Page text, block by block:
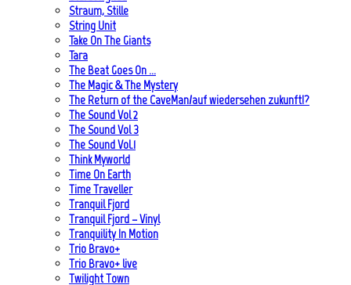
Straum, Stille
String Unit
Take On The Giants
Tara
The Beat Goes On …
The Magic & The Mystery
The Return of the CaveMan/auf wiedersehen zukunft!?
The Sound Vol 2
The Sound Vol 3
The Sound Vol.1
Think Myworld
Time On Earth
Time Traveller
Tranquil Fjord
Tranquil Fjord – Vinyl
Tranquility In Motion
Trio Bravo+
Trio Bravo+ live
Twilight Town